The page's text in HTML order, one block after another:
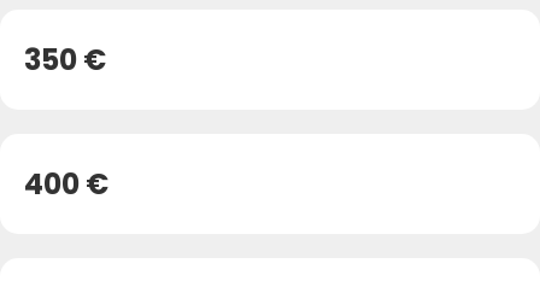
350 €
400 €